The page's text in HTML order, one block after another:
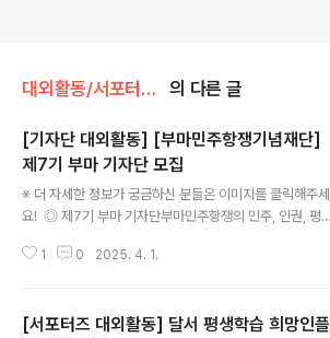
대외활동/서포터즈 • 기자단 의 다른 글
[기자단 대외활동] [부마민주항쟁기념재단]
제7기 부마 기자단 모집
※ 더 자세한 정보가 궁금하신 분들은 이미지를 클릭해주세
요! ◎ 제7기 부마 기자단부마민주항쟁의 민주, 인권, 평
역사 · 민주주의에 관심이 있고, 부마민주항쟁을 알리고 싶
의에 관심이 있고, 부마민주항쟁을 알리고 싶은 자- 활성화
1 0 2025. 4. 1.
[서포터즈 대외활동] 달서 평생학습 희망인플